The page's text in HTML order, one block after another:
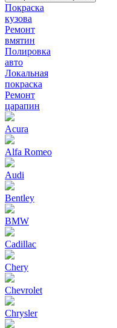
Покраска
кузова
Ремонт
вмятин
Полировка
авто
Локальная
покраска
Ремонт
царапин
Acura
Alfa Romeo
Audi
Bentley
BMW
Cadillac
Chery
Chevrolet
Chrysler